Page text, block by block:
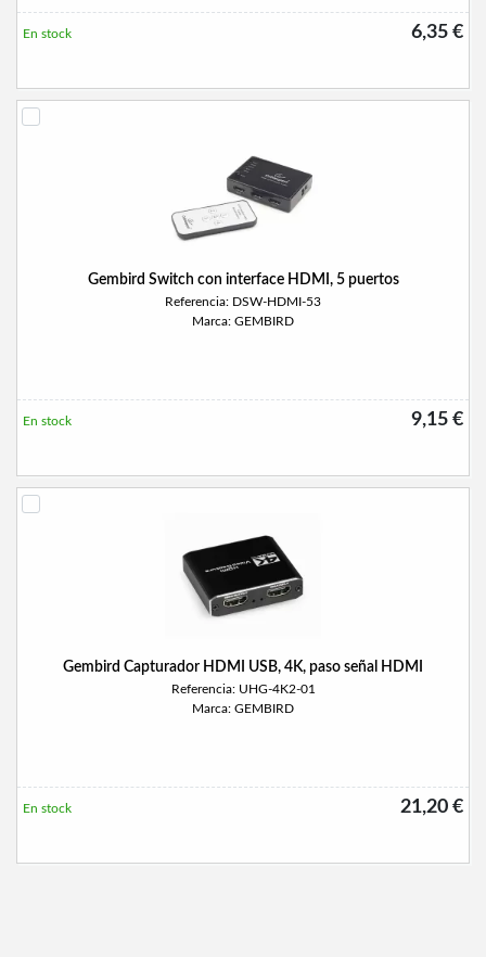
6,35 €
En stock
Gembird Switch con interface HDMI, 5 puertos
Referencia: DSW-HDMI-53
Marca: GEMBIRD
9,15 €
En stock
Gembird Capturador HDMI USB, 4K, paso señal HDMI
Referencia: UHG-4K2-01
Marca: GEMBIRD
21,20 €
En stock